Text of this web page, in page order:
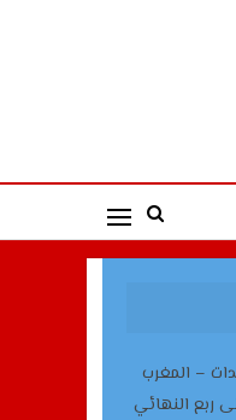
– المغرب
ربع النهائي